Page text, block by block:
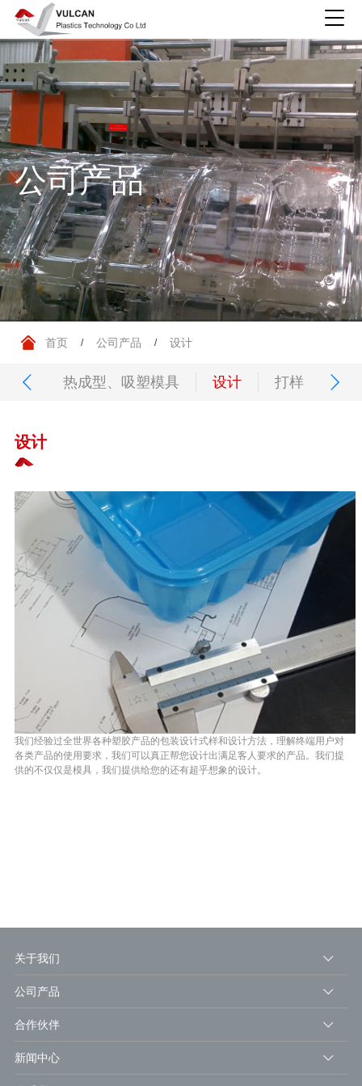
公司产品
首页 / 公司产品 / 设计
热成型、吸塑模具 设计 打样 开
设计
我们经验过全世界各种塑胶产品的包装设计式样和设计方法，理解终端用户对
各类产品的使用要求，我们可以真正帮您设计出满足客人要求的产品。我们提
供的不仅仅是模具，我们提供给您的还有超乎想象的设计。
关于我们
公司产品
合作伙伴
新闻中心